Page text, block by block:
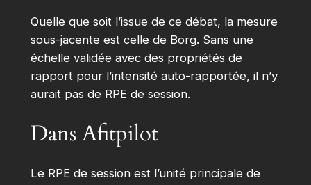
Quelle que soit l’issue de ce débat, la mesure
sous-jacente est celle de Borg. Sans une
échelle validée avec des propriétés de
rapport pour l’intensité auto-rapportée, il n’y
aurait pas de RPE de session.
Dans Afitpilot
Le RPE de session est l’unité principale de